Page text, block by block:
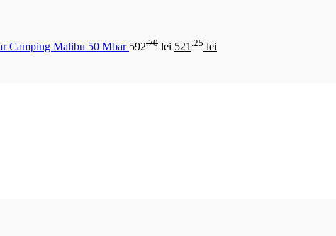
Camping Malibu 50 Mbar592.70 lei 521 .25 lei